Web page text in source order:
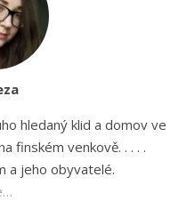
hledaný klid a domov ve
finském venkově. . . . .
a jeho obyvatelé.